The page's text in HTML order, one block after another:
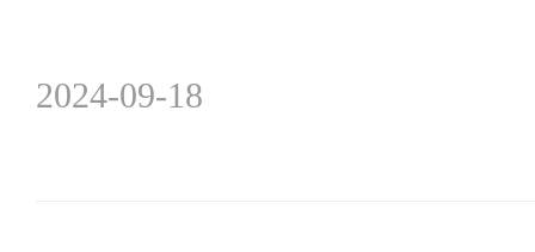
2024-09-18